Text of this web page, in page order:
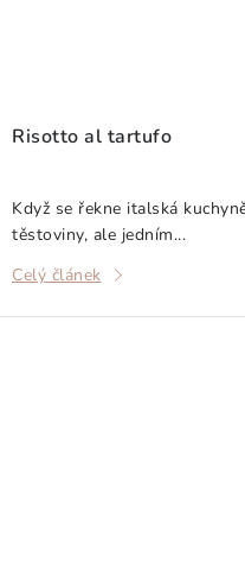
Risotto al tartufo
Když se řekne italská
těstoviny, ale jedním...
Celý článek